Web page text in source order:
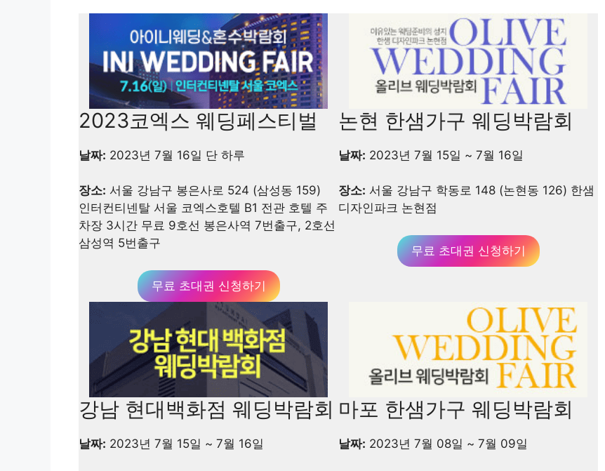
2023코엑스 웨딩페스티벌
날짜: 2023년 7월 16일 단 하루
장소: 서울 강남구 봉은사로 524 (삼성동 159)
인터컨티넨탈 서울 코엑스호텔 B1 전관 호텔 주
차장 3시간 무료 9호선 봉은사역 7번출구, 2호선
삼성역 5번출구
무료 초대권 신청하기
논현 한샘가구 웨딩박람회
날짜: 2023년 7월 15일 ~ 7월 16일
장소: 서울 강남구 학동로 148 (논현동 126) 한샘
디자인파크 논현점
무료 초대권 신청하기
강남 현대백화점 웨딩박람회
날짜: 2023년 7월 15일 ~ 7월 16일
마포 한샘가구 웨딩박람회
날짜: 2023년 7월 08일 ~ 7월 09일